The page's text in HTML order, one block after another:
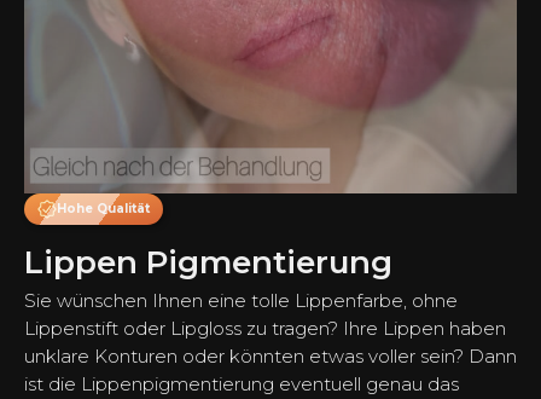
Hohe Qualität
Lippen Pigmentierung
Sie wünschen Ihnen eine tolle Lippenfarbe, ohne
Lippenstift oder Lipgloss zu tragen? Ihre Lippen haben
unklare Konturen oder könnten etwas voller sein? Dann
ist die Lippenpigmentierung eventuell genau das